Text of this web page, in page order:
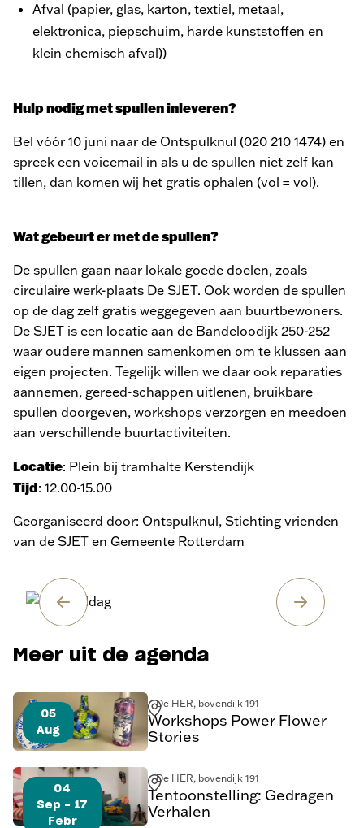
Afval (papier, glas, karton, textiel, metaal,
elektronica, piepschuim, harde kunststoffen en
klein chemisch afval))
Hulp nodig met spullen inleveren?
Bel vóór 10 juni naar de Ontspulknul (020 210 1474) en
spreek een voicemail in als u de spullen niet zelf kan
tillen, dan komen wij het gratis ophalen (vol = vol).
Wat gebeurt er met de spullen?
De spullen gaan naar lokale goede doelen, zoals
circulaire werk-plaats De SJET. Ook worden de spullen
op de dag zelf gratis weggegeven aan buurtbewoners.
De SJET is een locatie aan de Bandeloodijk 250-252
waar oudere mannen samenkomen om te klussen aan
eigen projecten. Tegelijk willen we daar ook reparaties
aannemen, gereed-schappen uitlenen, bruikbare
spullen doorgeven, workshops verzorgen en meedoen
aan verschillende buurtactiviteiten.
Locatie: Plein bij tramhalte Kerstendijk
Tijd: 12.00-15.00
Georganiseerd door: Ontspulknul, Stichting vrienden
van de SJET en Gemeente Rotterdam
Meer uit de agenda
05
Aug
De HER, bovendijk 191
Workshops Power Flower
Stories
04
Sep - 17
Febr
De HER, bovendijk 191
Tentoonstelling: Gedragen
Verhalen